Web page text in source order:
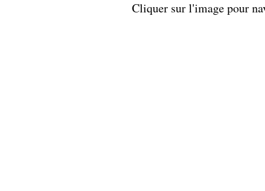
Cliquer sur l'image pour